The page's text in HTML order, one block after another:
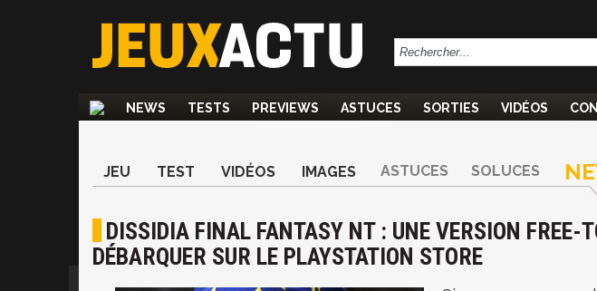
NEWS TESTS PREVIEWS ASTUCES SORTIES VIDÉOS
JEU TEST VIDÉOS IMAGES ASTUCES SOLUCES
DISSIDIA FINAL FANTASY NT : UNE VERSION FREE-
DÉBARQUER SUR LE PLAYSTATION STORE